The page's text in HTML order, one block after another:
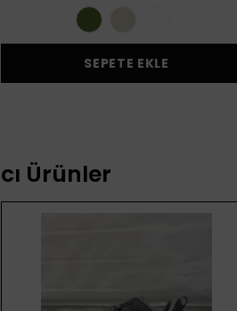
SEPETE EKLE
Ürünler